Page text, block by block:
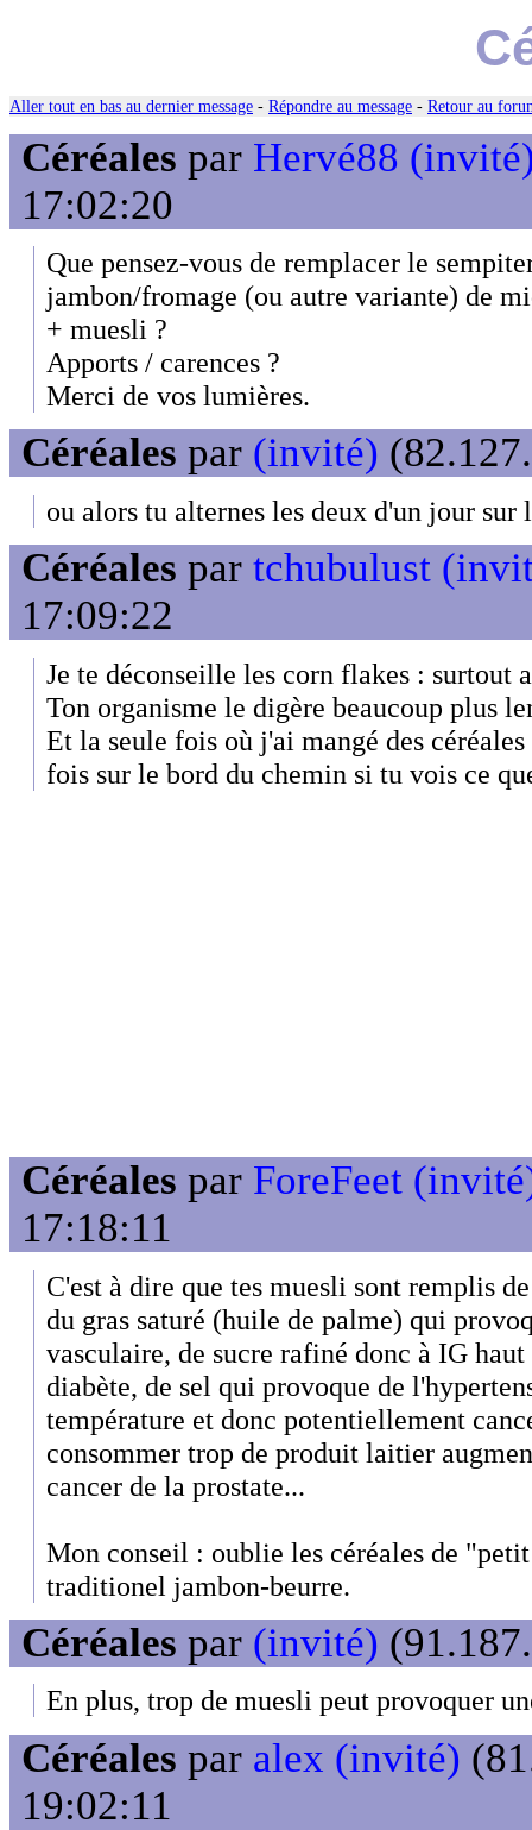
Aller tout en bas au dernier message - Répondre au message - Retour au
Céréales par Hervé88
17:02:20
Que pensez-vous de remplacer le
jambon/fromage (ou autre variante) de
+ muesli ?
Apports / carences ?
Merci de vos lumières.
Céréales par (invité)
ou alors tu alternes les deux d'un jour sur
Céréales par tchubulust
17:09:22
Je te déconseille les corn flakes : surtout
Ton organisme le digère beaucoup plus
Et la seule fois où j'ai mangé des
fois sur le bord du chemin si tu vois ce
Céréales par ForeFeet
17:18:11
C'est à dire que tes muesli sont remplis
du gras saturé (huile de palme) qui
vasculaire, de sucre rafiné donc à IG
diabète, de sel qui provoque de
température et donc potentiellement
consommer trop de produit laitier
cancer de la prostate...
Mon conseil : oublie les céréales de
traditionel jambon-beurre.
Céréales par (invité)
En plus, trop de muesli peut provoquer
Céréales par alex (invité)
19:02:11